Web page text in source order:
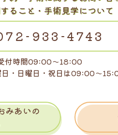
ること・手術見学について
933-4743
付時間09:00～18:00
日・日曜日・祝日は09:00～
みあいの